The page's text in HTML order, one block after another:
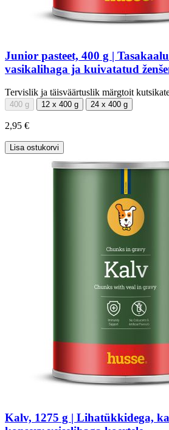
Junior pasteet, 400 g |
vasikalihaga ja kuivatatud
Tervislik ja täisväärtuslik märgtoit
400 g 12 x 400 g 24 x 400 g
2,95 €
Lisa ostukorvi
Kalv, 1275 g | Lihatükkidega,